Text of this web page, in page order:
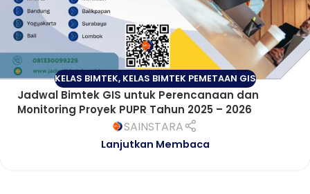
KELAS BIMTEK, KELAS BIMTEK PEMETAAN GIS
Jadwal Bimtek GIS untuk Perencanaan dan
Monitoring Proyek PUPR Tahun 2025 – 2026
SAINSTARA
Lanjutkan Membaca